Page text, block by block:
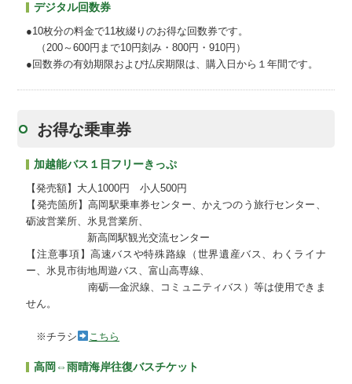
デジタル回数券
●10枚分の料金で11枚綴りのお得な回数券です。
（200～600円まで10円刻み・800円・910円）
●回数券の有効期限および払戻期限は、購入日から１年間です。
お得な乗車券
加越能バス１日フリーきっぷ
【発売額】大人1000円 小人500円
【発売箇所】高岡駅乗車券センター、かえつのう旅行センター、
砺波営業所、氷見営業所、
新高岡駅観光交流センター
【注意事項】高速バスや特殊路線（世界遺産バス、わくライナ
ー、氷見市街地周遊バス、富山高専線、
南砺―金沢線、コミュニティバス）等は使用できま
せん。
※チラシ こちら
高岡⇔雨晴海岸往復バスチケット